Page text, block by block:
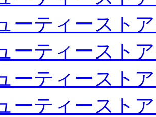
ーティースト
ーティースト
ーティースト
ーティースト